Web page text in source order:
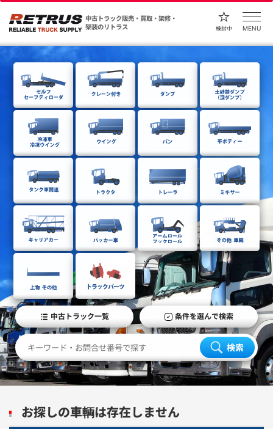
中古トラック販売・買取・架修・
架装のリトラス
検討中 MENU
中古トラック一覧 条件を選んで検索
検索
お探しの車輌は存在しません